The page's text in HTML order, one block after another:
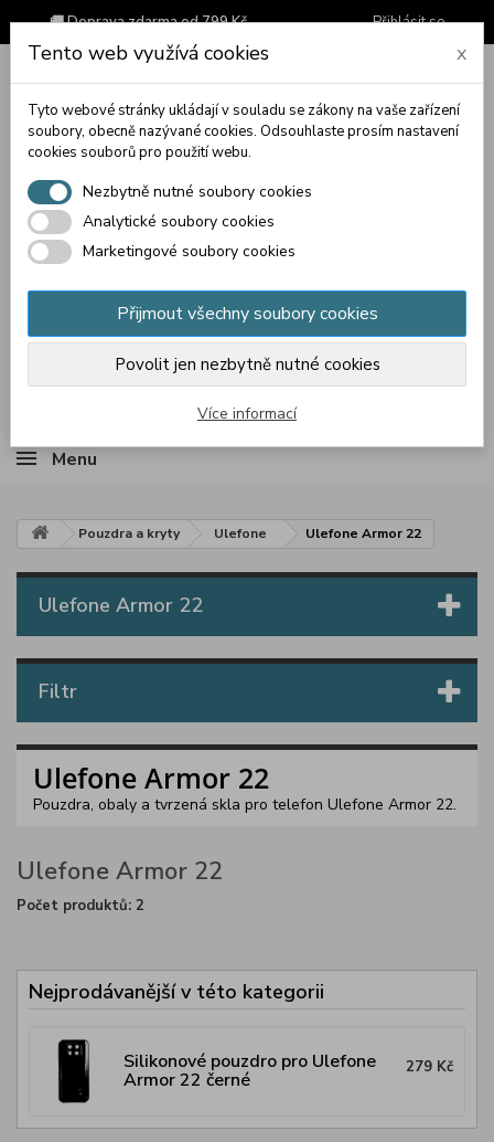
🚚 Doprava zdarma od 799 Kč Přihlásit se
Košík (prázdný)
Menu
Pouzdra a kryty Ulefone Ulefone Armor 22
Ulefone Armor 22
Filtr
Ulefone Armor 22
Pouzdra, obaly a tvrzená skla pro telefon Ulefone Armor 22.
Ulefone Armor 22
Počet produktů: 2
Nejprodávanější v této kategorii
Silikonové pouzdro pro Ulefone
Armor 22 černé
279 Kč
Tento web využívá cookies x
Tyto webové stránky ukládají v souladu se zákony na vaše zařízení
soubory, obecně nazývané cookies. Odsouhlaste prosím nastavení
cookies souborů pro použití webu.
Nezbytně nutné soubory cookies
Analytické soubory cookies
Marketingové soubory cookies
Přijmout všechny soubory cookies
Povolit jen nezbytně nutné cookies
Více informací